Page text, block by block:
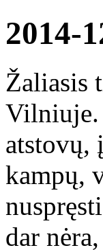
2014-
Žaliasis
Vilniuje.
atstovų,
kampų,
dar